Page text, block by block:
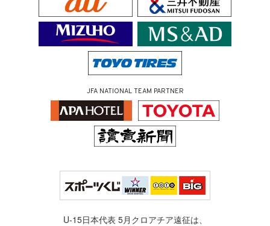
JFA NATIONAL TEAM PARTNER
U-15日本代表 5月クロアチア遠征は、